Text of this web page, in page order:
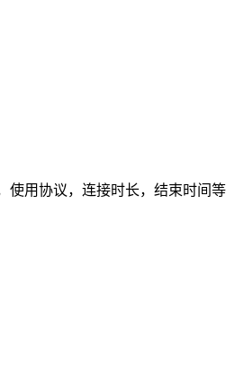
用协议，连接时长，结束时间等